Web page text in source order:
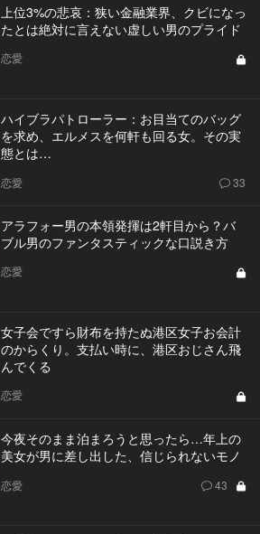
上位3%の悲哀：狭い金融業界、クビになっ
たとは絶対に言えない虚しい男のプライド
恋愛
ハイブラパトローラー：お目当てのバッグ
を求め、エルメスを何軒も回る女。その実
態とは…
恋愛 33
アラフォー男の本領発揮は2軒目から？バ
ブル男のファンタスティックな口説き方
恋愛
女子会ですら財布を持たぬ港区女子お会計
のからくり。支払い時に、港区おじさん飛
んでくる
恋愛
今夜そのまま泊まろうと思ったら…年上の
美女が男に差し出した、信じられないモノ
恋愛 43